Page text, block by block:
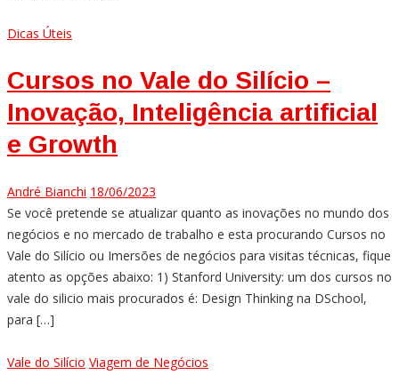
Dicas Úteis
Cursos no Vale do Silício –
Inovação, Inteligência artificial
e Growth
André Bianchi 18/06/2023
Se você pretende se atualizar quanto as inovações no mundo dos
negócios e no mercado de trabalho e esta procurando Cursos no
Vale do Silício ou Imersões de negócios para visitas técnicas, fique
atento as opções abaixo: 1) Stanford University: um dos cursos no
vale do silicio mais procurados é: Design Thinking na DSchool,
para […]
Vale do Silício Viagem de Negócios